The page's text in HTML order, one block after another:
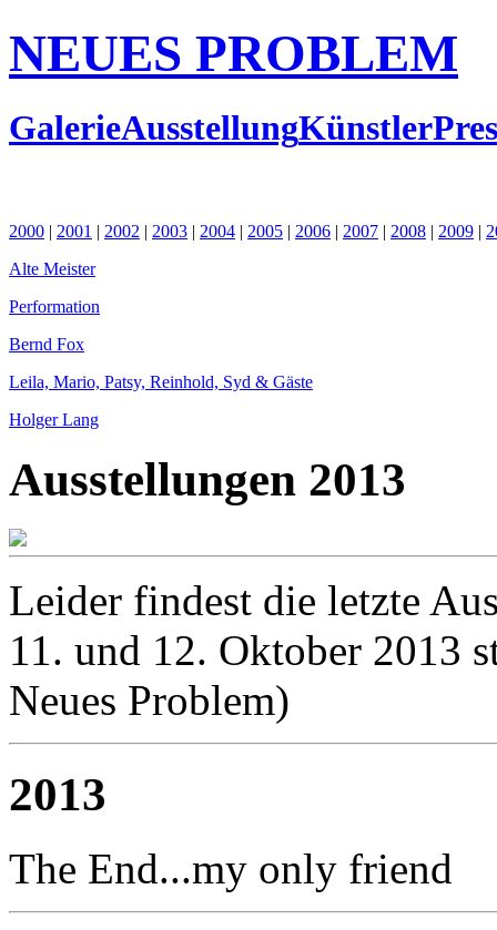
NEUES PROBLEM
GalerieAusstellungKünstler
2000 | 2001 | 2002 | 2003 | 2004 | 2005 | 2006 | 2007 | 2008 | 2009 |
Alte Meister
Performation
Bernd Fox
Leila, Mario, Patsy, Reinhold, Syd & Gäste
Holger Lang
Ausstellungen 2013
Leider findest die letzte
11. und 12. Oktober 2013
Neues Problem)
2013
The End...my only friend